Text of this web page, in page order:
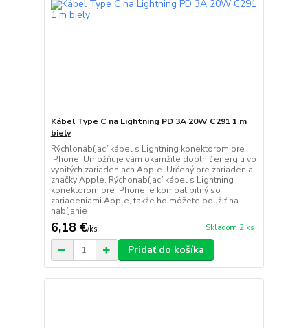
Kábel Type C na Lightning PD 3A 20W C291 1 m
biely
Rýchlonabíjací kábel s Lightning konektorom pre
iPhone. Umožňuje vám okamžite doplniť energiu vo
vybitých zariadeniach Apple. Určený pre zariadenia
značky Apple. Rýchonabíjací kábel s Lightning
konektorom pre iPhone je kompatibilný so
zariadeniami Apple, takže ho môžete použiť na
nabíjanie
6,18 €/ks Skladom 2 ks
Pridať do košíka